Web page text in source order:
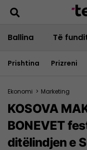
Ballina Të
Prishtina Prizreni
Ekonomi > Marketing
KOSOVA
BONEVET
ditëlindjen e